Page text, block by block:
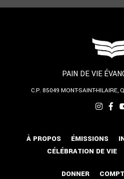
PAIN DE VIE
C.P. 85049 MONT-SAINT-HILAIRE,
À PROPOS ÉMISSIONS
CÉLÉBRATION DE VIE
DONNER